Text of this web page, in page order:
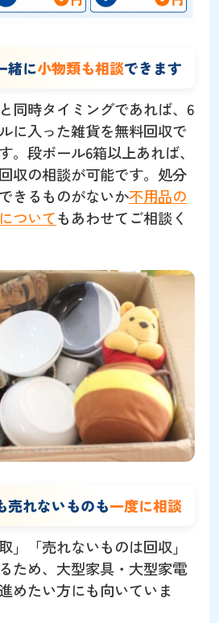
緒に小物類も相談できます
同時タイミングであれば、6
に入った雑貨を無料回収で
。段ボール6箱以上あれば、
収の相談が可能です。処分
きるものがないか不用品の
ついてもあわせてご相談く
売れないものも一度に相談
」「売れないものは回収」
ため、大型家具・大型家電
めたい方にも向いていま